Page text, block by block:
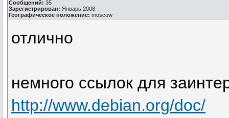
Сообщений: 35
Зарегистрирован: Январь 2008
Географическое положение: moscow
отлично
немного ссылок для
http://www.debian.org/doc/